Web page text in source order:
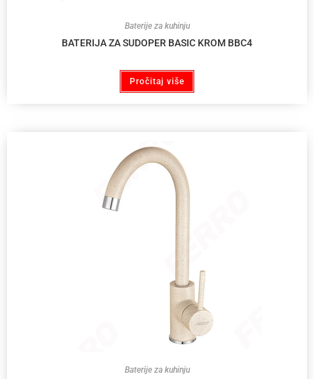
Baterije za kuhinju
BATERIJA ZA SUDOPER BASIC KROM BBC4
Pročitaj više
Baterije za kuhinju